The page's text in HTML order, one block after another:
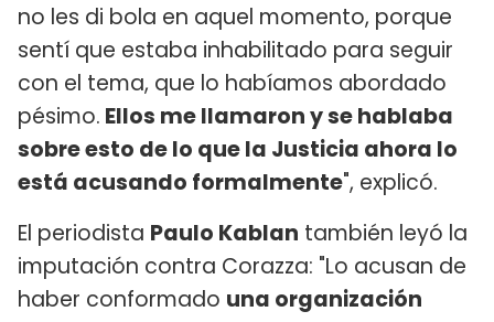
no les di bola en aquel momento, porque
sentí que estaba inhabilitado para seguir
con el tema, que lo habíamos abordado
pésimo. Ellos me llamaron y se hablaba
sobre esto de lo que la Justicia ahora lo
está acusando formalmente", explicó.
El periodista Paulo Kablan también leyó la
imputación contra Corazza: "Lo acusan de
haber conformado una organización